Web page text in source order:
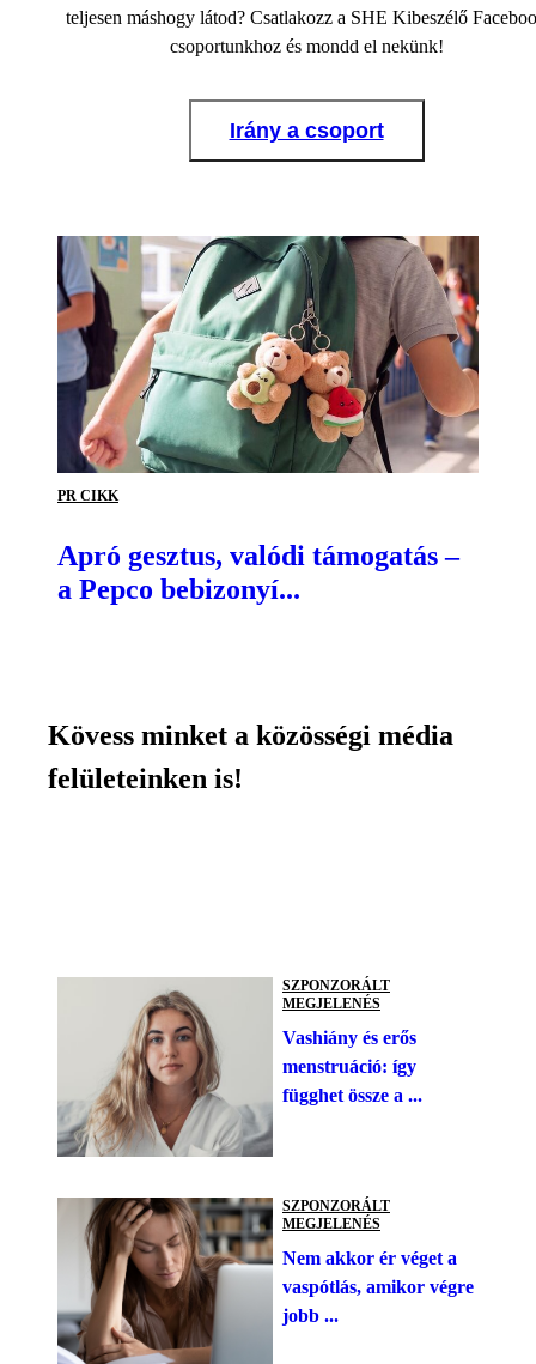
teljesen máshogy látod? Csatlakozz a SHE Kibeszélő
csoportunkhoz és mondd el nekünk!
Irány a csoport
PR CIKK
Apró gesztus, valódi támogatás –
a Pepco bebizonyí...
Kövess minket a közösségi média
felületeinken is!
SZPONZORÁLT
MEGJELENÉS
Vashiány és erős
menstruáció: így
függhet össze a ...
SZPONZORÁLT
MEGJELENÉS
Nem akkor ér véget a
vaspótlás, amikor végre
jobb ...